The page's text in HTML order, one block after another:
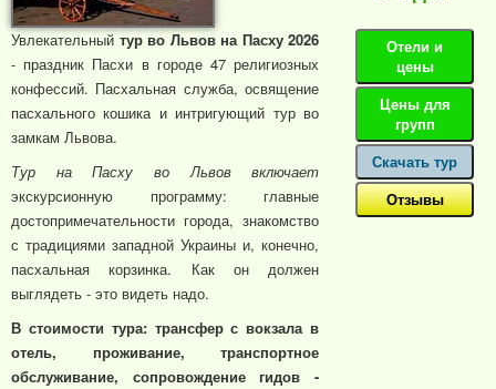
Увлекательный тур во Львов на Пасху 2026
- праздник Пасхи в городе 47 религиозных
конфессий. Пасхальная служба, освящение
пасхального кошика и интригующий тур во
замкам Львова.
Тур на Пасху во Львов включает
экскурсионную программу: главные
достопримечательности города, знакомство
с традициями западной Украины и, конечно,
пасхальная корзинка. Как он должен
выглядеть - это видеть надо.
В стоимости тура: трансфер с вокзала в
отель, проживание, транспортное
обслуживание, сопровождение гидов -
Отели и
цены
Цены для
групп
Скачать тур
Отзывы